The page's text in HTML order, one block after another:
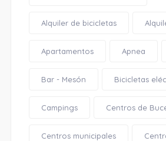
Alquiler de bicicletas
Apartamentos Apnea
Bar - Mesón Bicicletas
Campings Centros de
Centros municipales